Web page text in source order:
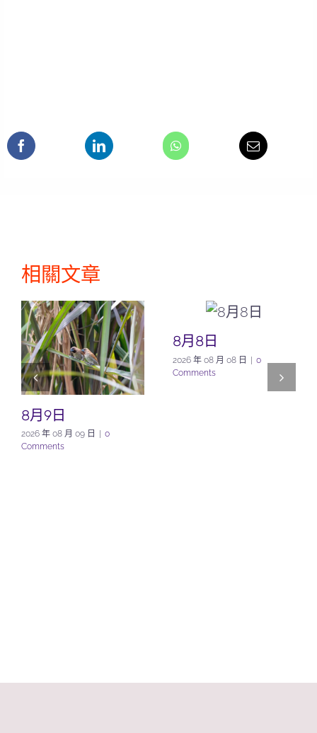
相關文章
8月9日
2026 年 08 月 09 日
0
Comments
8月8日
2026 年 08 月 08 日
0
Comments